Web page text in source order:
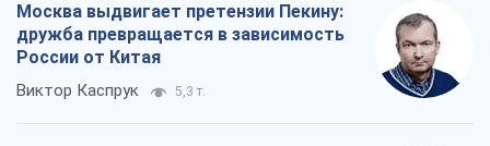
Москва выдвигает претензии Пекину:
дружба превращается в зависимость
России от Китая
Виктор Каспрук 5,3 т.